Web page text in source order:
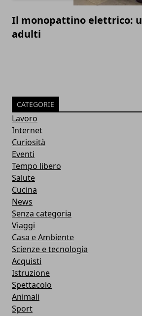
Il monopattino elettrico:
adulti
CATEGORIE
Lavoro
Internet
Curiosità
Eventi
Tempo libero
Salute
Cucina
News
Senza categoria
Viaggi
Casa e Ambiente
Scienze e tecnologia
Acquisti
Istruzione
Spettacolo
Animali
Sport